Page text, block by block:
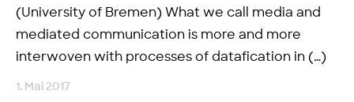
(University of Bremen) What we call media and
mediated communication is more and more
interwoven with processes of datafication in (…)
1. Mai 2017